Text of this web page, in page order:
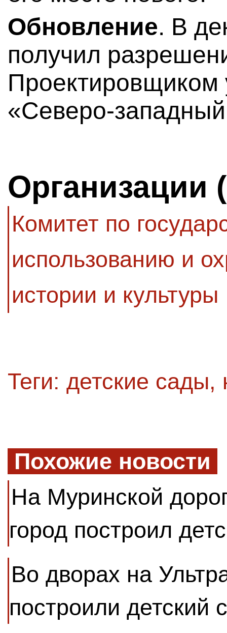
Обновление. В
получил
«Северо-западный
Организации
Комитет по
использованию и
истории и культуры
Теги: детские сады,
Похожие новости
На Муринской
город построил
Во дворах на
построили детский